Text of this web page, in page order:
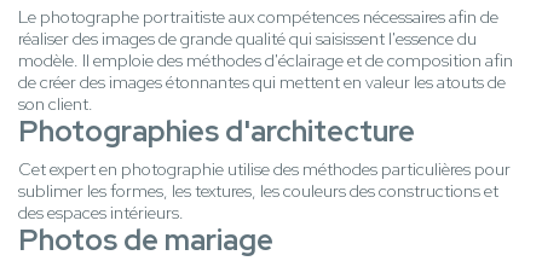
Le photographe portraitiste aux compétences nécessaires afin de
réaliser des images de grande qualité qui saisissent l'essence du
modèle. Il emploie des méthodes d'éclairage et de composition afin
de créer des images étonnantes qui mettent en valeur les atouts de
son client.
Photographies d'architecture
Cet expert en photographie utilise des méthodes particulières pour
sublimer les formes, les textures, les couleurs des constructions et
des espaces intérieurs.
Photos de mariage